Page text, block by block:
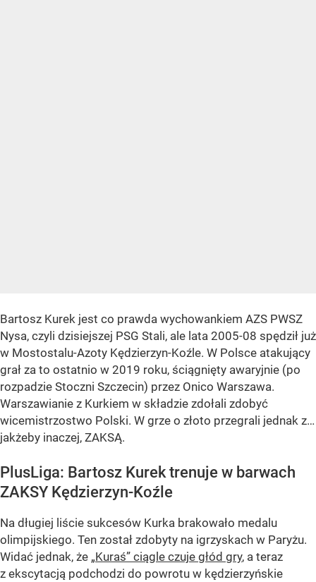
Bartosz Kurek jest co prawda wychowankiem AZS PWSZ
Nysa, czyli dzisiejszej PSG Stali, ale lata 2005-08 spędził już
w Mostostalu-Azoty Kędzierzyn-Koźle. W Polsce atakujący
grał za to ostatnio w 2019 roku, ściągnięty awaryjnie (po
rozpadzie Stoczni Szczecin) przez Onico Warszawa.
Warszawianie z Kurkiem w składzie zdołali zdobyć
wicemistrzostwo Polski. W grze o złoto przegrali jednak z…
jakżeby inaczej, ZAKSĄ.
PlusLiga: Bartosz Kurek trenuje w barwach
ZAKSY Kędzierzyn-Koźle
Na długiej liście sukcesów Kurka brakowało medalu
olimpijskiego. Ten został zdobyty na igrzyskach w Paryżu.
Widać jednak, że „Kuraś” ciągle czuje głód gry, a teraz
z ekscytacją podchodzi do powrotu w kędzierzyńskie